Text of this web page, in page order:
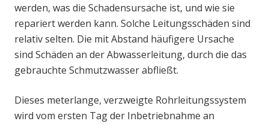
werden, was die Schadensursache ist, und wie sie
repariert werden kann. Solche Leitungsschäden sind
relativ selten. Die mit Abstand häufigere Ursache
sind Schäden an der Abwasserleitung, durch die das
gebrauchte Schmutzwasser abfließt.
Dieses meterlange, verzweigte Rohrleitungssystem
wird vom ersten Tag der Inbetriebnahme an